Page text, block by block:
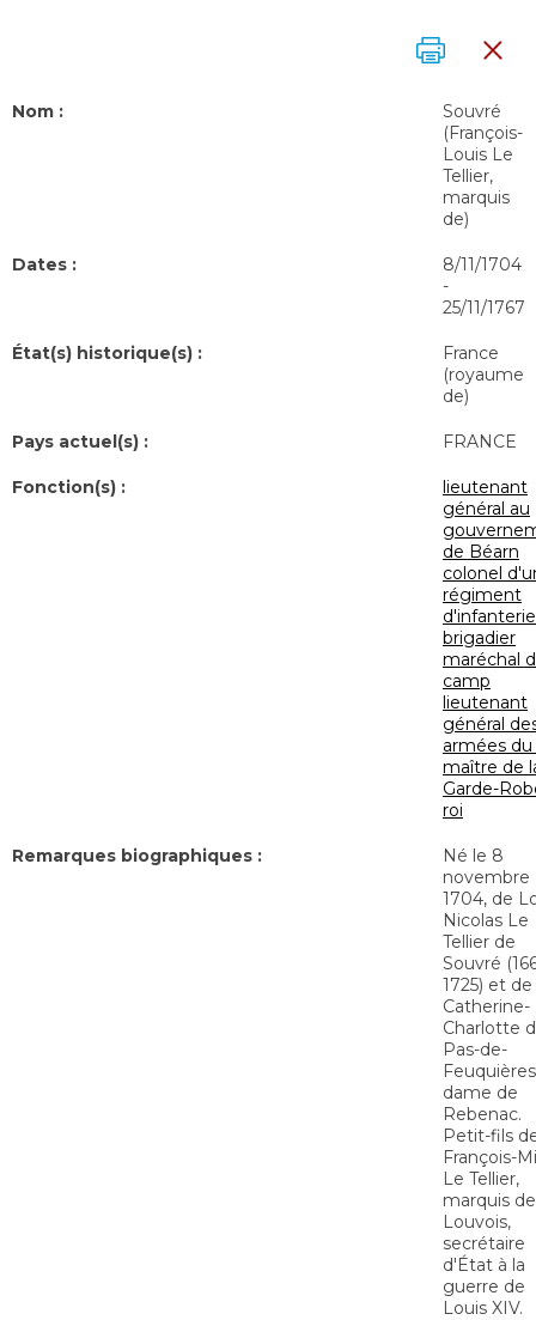
Nom :
Souvré
(François-
Louis Le
Tellier,
marquis
de)
Dates :
8/11/1704
-
25/11/1767
État(s) historique(s) :
France
(royaume
de)
Pays actuel(s) : FRANCE
Fonction(s) :
lieutenant
général au
de Béarn
colonel
régiment
d'infanterie
brigadier
maréchal
camp
lieutenant
général
armées du
maître de
Garde-
roi
Remarques biographiques :
Né le 8
novembre
1704, de
Nicolas Le
Tellier de
Souvré
1725) et de
Catherine-
Charlotte
Pas-de-
dame de
Rebenac.
Petit-fils
François-
Le Tellier,
marquis de
Louvois,
secrétaire
d'État à la
guerre de
Louis XIV.